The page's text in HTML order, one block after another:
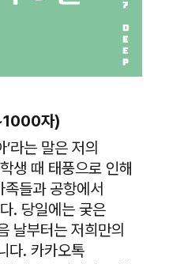
자)
라는 말은 저의
생 때 태풍으로 인해
들과 공항에서
. 당일에는 궂은
날부터는 저희만의
다. 카카오톡